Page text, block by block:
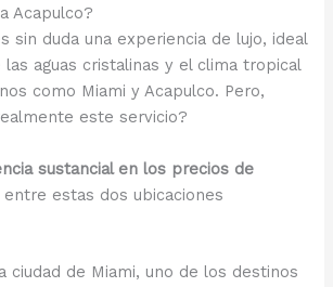
Acapulco?
sin duda una experiencia de lujo, ideal
aguas cristalinas y el clima tropical
como Miami y Acapulco. Pero,
este servicio?
sustancial en los precios de
entre estas dos ubicaciones
ciudad de Miami, uno de los destinos